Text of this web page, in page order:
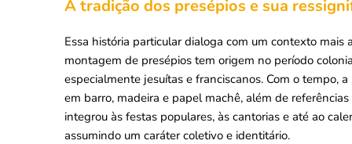
A tradição dos presépios e sua
Essa história particular dialoga com um contexto
montagem de presépios tem origem no período
especialmente jesuítas e franciscanos. Com o tempo,
em barro, madeira e papel machê, além de
integrou às festas populares, às cantorias e até ao
assumindo um caráter coletivo e identitário.